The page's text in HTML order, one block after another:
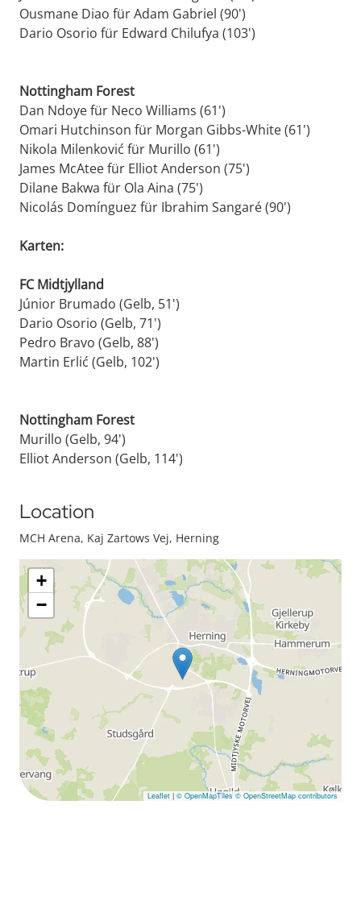
Ousmane Diao für Adam Gabriel (90')
Dario Osorio für Edward Chilufya (103')
Nottingham Forest
Dan Ndoye für Neco Williams (61')
Omari Hutchinson für Morgan Gibbs-White (61')
Nikola Milenković für Murillo (61')
James McAtee für Elliot Anderson (75')
Dilane Bakwa für Ola Aina (75')
Nicolás Domínguez für Ibrahim Sangaré (90')
Karten:
FC Midtjylland
Júnior Brumado (Gelb, 51')
Dario Osorio (Gelb, 71')
Pedro Bravo (Gelb, 88')
Martin Erlić (Gelb, 102')
Nottingham Forest
Murillo (Gelb, 94')
Elliot Anderson (Gelb, 114')
Location
MCH Arena, Kaj Zartows Vej, Herning
+
−
Leaflet | © OpenMapTiles © OpenStreetMap contributors